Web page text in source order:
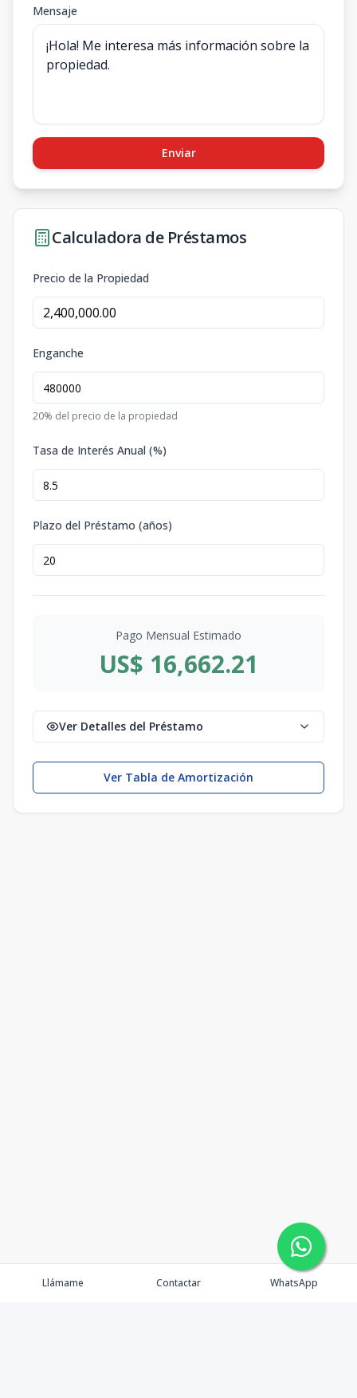
Mensaje
Enviar
Calculadora de Préstamos
Precio de la Propiedad
Enganche
20% del precio de la propiedad
Tasa de Interés Anual (%)
Plazo del Préstamo (años)
Pago Mensual Estimado
US$ 16,662.21
Ver Detalles del Préstamo
Ver Tabla de Amortización
Llámame Contactar WhatsApp